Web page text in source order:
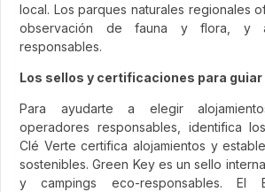
local. Los parques naturales regionales
observación de fauna y flora, y
responsables.
Los sellos y certificaciones para
Para ayudarte a elegir
operadores responsables, identifica
Clé Verte certifica alojamientos y
sostenibles. Green Key es un sello
y campings eco-responsables. El